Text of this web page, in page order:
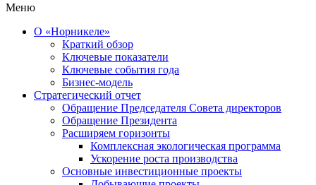
Меню
О «Норникеле»
Краткий обзор
Ключевые показатели
Ключевые события года
Бизнес-модель
Стратегический отчет
Обращение Председателя Совета директоров
Обращение Президента
Расширяем горизонты
Комплексная экологическая программа
Ускорение роста производства
Основные инвестиционные проекты